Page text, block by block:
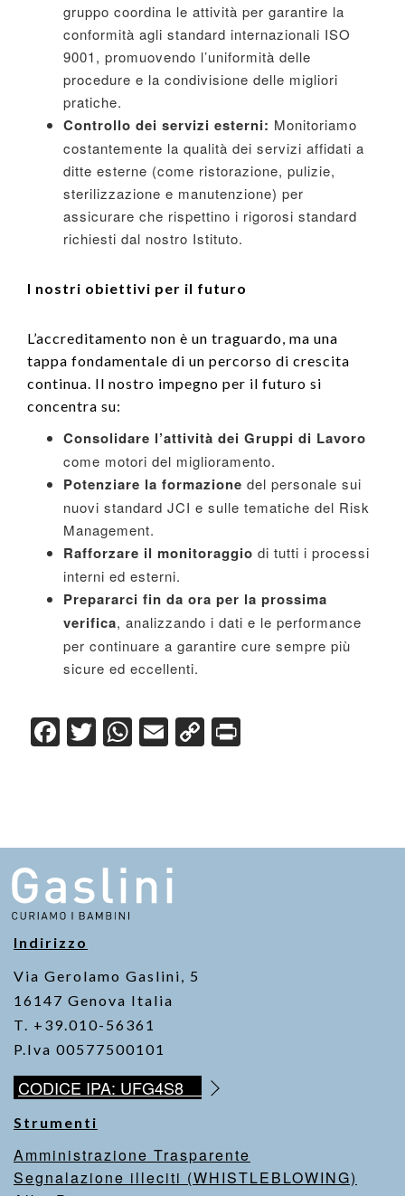
gruppo coordina le attività per garantire la
conformità agli standard internazionali ISO
9001, promuovendo l’uniformità delle
procedure e la condivisione delle migliori
pratiche.
Controllo dei servizi esterni: Monitoriamo
costantemente la qualità dei servizi affidati a
ditte esterne (come ristorazione, pulizie,
sterilizzazione e manutenzione) per
assicurare che rispettino i rigorosi standard
richiesti dal nostro Istituto.
I nostri obiettivi per il futuro
L’accreditamento non è un traguardo, ma una
tappa fondamentale di un percorso di crescita
continua. Il nostro impegno per il futuro si
concentra su:
Consolidare l’attività dei Gruppi di Lavoro
come motori del miglioramento.
Potenziare la formazione del personale sui
nuovi standard JCI e sulle tematiche del Risk
Management.
Rafforzare il monitoraggio di tutti i processi
interni ed esterni.
Prepararci fin da ora per la prossima
verifica, analizzando i dati e le performance
per continuare a garantire cure sempre più
sicure ed eccellenti.
F
a
b
o
o
k
T
wi
W
h
A
p
p
E
m
C
o
Li
Indirizzo
Via Gerolamo Gaslini, 5
16147 Genova Italia
T. +39.010-56361
P.Iva 00577500101
CODICE IPA: UFG4S8
Strumenti
Amministrazione Trasparente
Segnalazione illeciti (WHISTLEBLOWING)